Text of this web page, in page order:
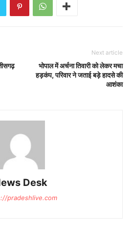
Next article
भोपाल में अर्चना तिवारी को लेकर मचा
हड़कंप, परिवार ने जताई बड़े हादसे की
आशंका
Desk
pradeshlive.com